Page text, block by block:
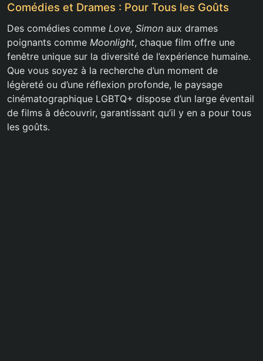
Comédies et Drames : Pour Tous les Goûts
Des comédies comme Love, Simon aux drames
poignants comme Moonlight, chaque film offre une
fenêtre unique sur la diversité de l’expérience humaine.
Que vous soyez à la recherche d’un moment de
légèreté ou d’une réflexion profonde, le paysage
cinématographique LGBTQ+ dispose d’un large éventail
de films à découvrir, garantissant qu’il y en a pour tous
les goûts.